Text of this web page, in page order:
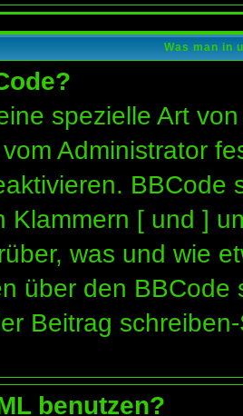
Was man in
spezielle Art
Administrator
BBCode
Klammern [ und ]
was und wie
über den
Beitrag
benutzen?